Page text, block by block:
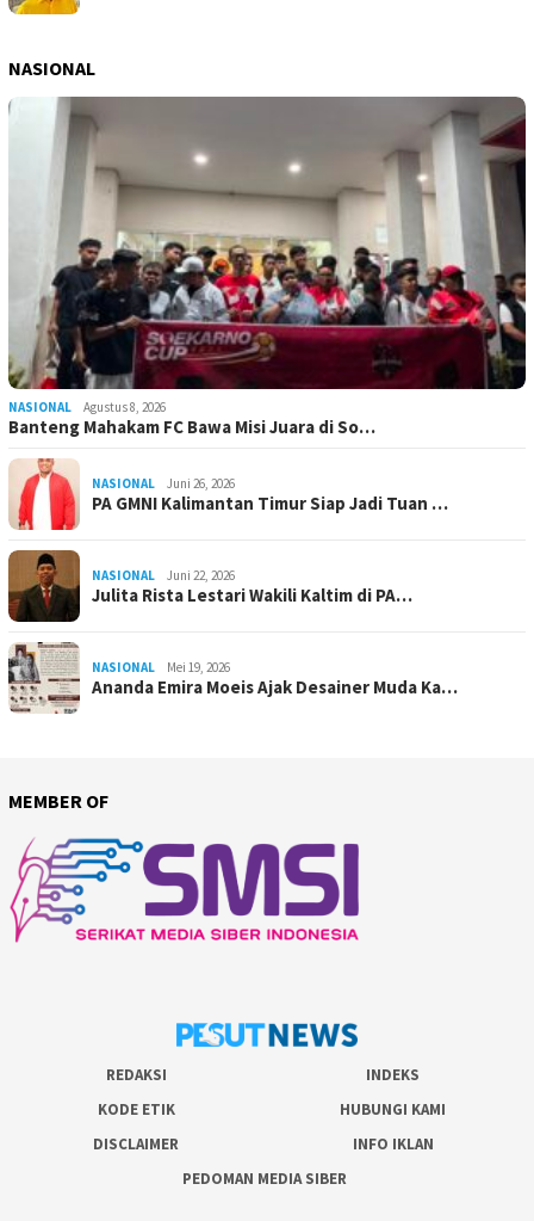
NASIONAL
NASIONAL Agustus 8, 2026
Banteng Mahakam FC Bawa Misi Juara di So…
NASIONAL Juni 26, 2026
PA GMNI Kalimantan Timur Siap Jadi Tuan …
NASIONAL Juni 22, 2026
Julita Rista Lestari Wakili Kaltim di PA…
NASIONAL Mei 19, 2026
Ananda Emira Moeis Ajak Desainer Muda Ka…
MEMBER OF
REDAKSI
INDEKS
KODE ETIK
HUBUNGI KAMI
DISCLAIMER
INFO IKLAN
PEDOMAN MEDIA SIBER